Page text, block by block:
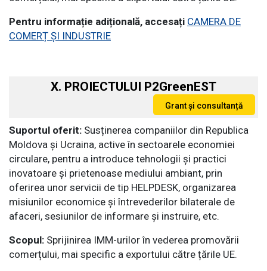
Pentru informație adițională, accesați CAMERA DE
COMERȚ ȘI INDUSTRIE
X. PROIECTULUI P2GreenEST
Suportul oferit: Susținerea companiilor din Republica
Moldova și Ucraina, active în sectoarele economiei
circulare, pentru a introduce tehnologii și practici
inovatoare și prietenoase mediului ambiant, prin
oferirea unor servicii de tip HELPDESK, organizarea
misiunilor economice și întrevederilor bilaterale de
afaceri, sesiunilor de informare și instruire, etc.
Scopul: Sprijinirea IMM-urilor în vederea promovării
comerțului, mai specific a exportului către țările UE.